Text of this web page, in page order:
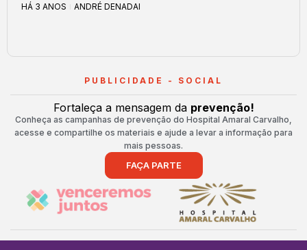
HÁ 3 ANOS ANDRÉ DENADAI
PUBLICIDADE - SOCIAL
Fortaleça a mensagem da prevenção!
Conheça as campanhas de prevenção do Hospital Amaral Carvalho,
acesse e compartilhe os materiais e ajude a levar a informação para
mais pessoas.
FAÇA PARTE